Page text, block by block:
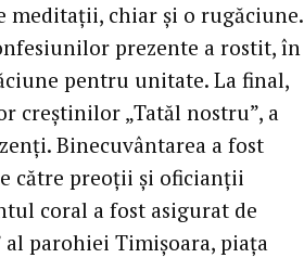
meditații, chiar și o rugăciune.
prezente a rostit, în
pentru unitate. La final,
creștinilor „Tatăl nostru”, a
Binecuvântarea a fost
către preoții și oficianții
coral a fost asigurat de
al parohiei Timișoara, piața